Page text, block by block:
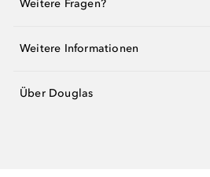
Weitere Fragen?
Weitere Informationen
Über Douglas